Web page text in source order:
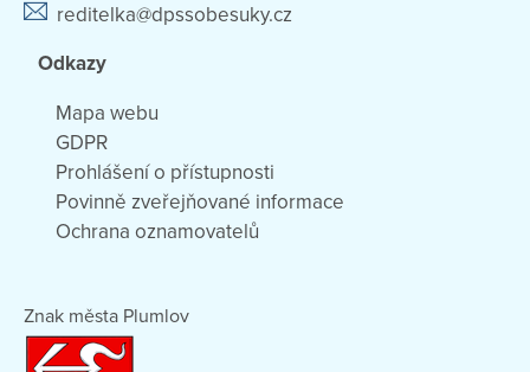
reditelka@dpssobesuky.cz
Odkazy
Mapa webu
GDPR
Prohlášení o přístupnosti
Povinně zveřejňované informace
Ochrana oznamovatelů
Znak města Plumlov